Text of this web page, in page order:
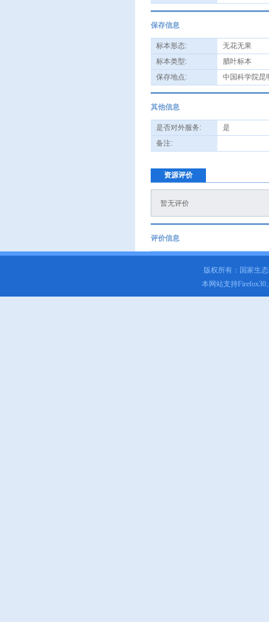
保存信息
标本形态:
无花无果
标本类型:
腊叶标本
保存地点:
中国科学院昆
其他信息
是否对外服务:
是
备注:
资源评价
暂无评价
评价信息
版权所有：国家生
本网站支持